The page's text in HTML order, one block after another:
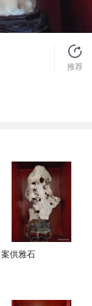
推荐
案供雅石